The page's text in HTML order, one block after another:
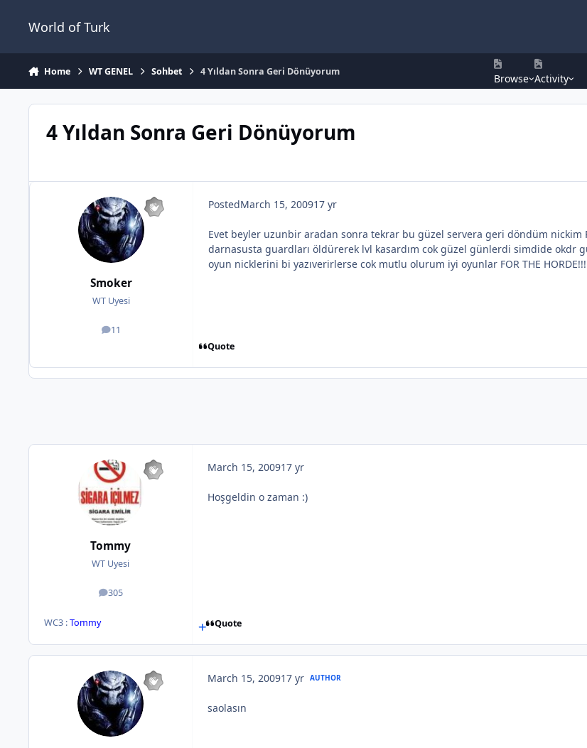
World of Turk
Home WT GENEL Sohbet 4 Yıldan Sonra Geri Dönüyorum
Browse Activity
4 Yıldan Sonra Geri Dönüyorum
Smoker
WT Uyesi
11
posts
PostedMarch 15, 200917 yr
Evet beyler uzunbir aradan sonra tekrar bu güzel servera geri döndüm nickim
darnasusta guardları öldürerek lvl kasardım cok güzel günlerdi simdide
oyun nicklerini bi yazıverirlerse cok mutlu olurum iyi oyunlar FOR THE HORDE!!!
Quote
Tommy
WT Uyesi
305
posts
WC3 :Tommy
March 15, 200917 yr
Hoşgeldin o zaman :)
Quote
March 15, 200917 yr AUTHOR
saolasın